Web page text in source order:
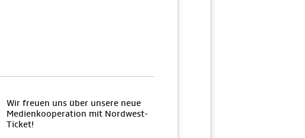
Wir freuen uns über unsere neue
Medienkooperation mit Nordwest-
Ticket!